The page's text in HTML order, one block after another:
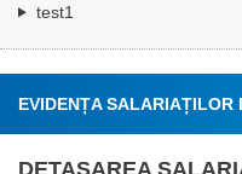
test1
EVIDENȚA SALARIAȚILOR
ROMÂNIEI
DETAŞAREA